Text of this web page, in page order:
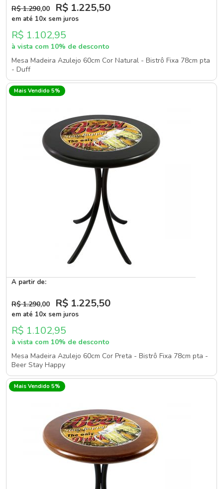
R$ 1.290,00 R$ 1.225,50
em até 10x sem juros
R$ 1.102,95
à vista com 10% de desconto
Mesa Madeira Azulejo 60cm Cor Natural - Bistrô Fixa 78cm pta
- Duff
Mais Vendido 5%
A partir de:
R$ 1.290,00 R$ 1.225,50
em até 10x sem juros
R$ 1.102,95
à vista com 10% de desconto
Mesa Madeira Azulejo 60cm Cor Preta - Bistrô Fixa 78cm pta -
Beer Stay Happy
Mais Vendido 5%